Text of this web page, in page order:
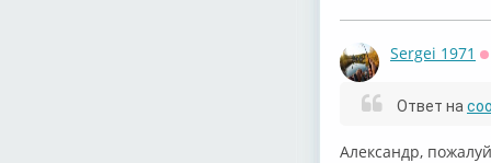
Sergei 1971
Ответ на
Александр,